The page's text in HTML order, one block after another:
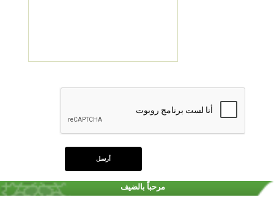
مرحباً بالضيف